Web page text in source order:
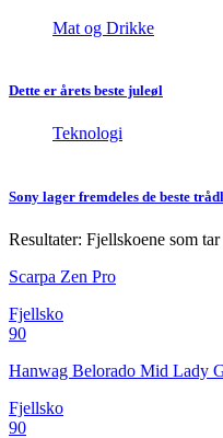
Mat og Drikke
Dette er årets beste juleøl
Teknologi
Sony lager fremdeles de beste
Resultater: Fjellskoene som
Scarpa Zen Pro
Fjellsko
90
Hanwag Belorado Mid Lady
Fjellsko
90